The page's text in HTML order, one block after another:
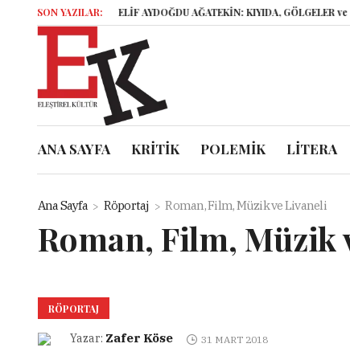
SON YAZILAR:ELİF AYDOĞDU AĞATEKİN: KIYIDA, GÖLGELER ve
ANA SAYFA KRİTİK POLEMİK LİTERA
Ana Sayfa Röportaj Roman, Film, Müzik ve Livaneli
Roman, Film, Müzik
RÖPORTAJ
Yazar: Zafer Köse 31 MART 2018